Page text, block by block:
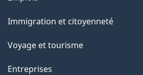
e
sujets
Immigration et citoyenneté
Voyage et tourisme
Entreprises